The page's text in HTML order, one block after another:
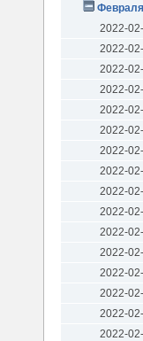
2022-
2022-
2022-
2022-
2022-
2022-
2022-
2022-
2022-
2022-
2022-
2022-
2022-
2022-
2022-
2022-